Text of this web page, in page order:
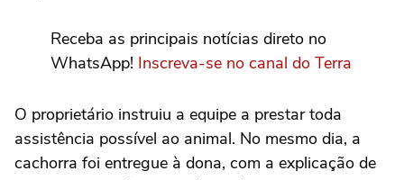
Receba as principais notícias direto no
WhatsApp! Inscreva-se no canal do Terra
O proprietário instruiu a equipe a prestar toda
assistência possível ao animal. No mesmo dia, a
cachorra foi entregue à dona, com a explicação de